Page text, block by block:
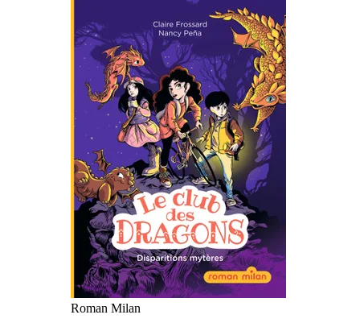
Roman Milan